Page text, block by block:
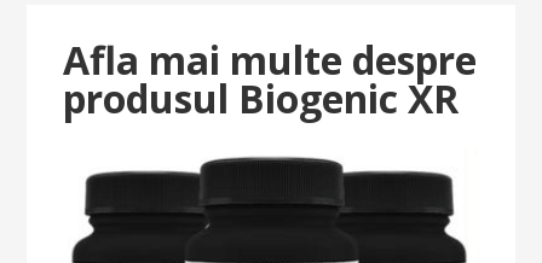
Afla mai multe despre
produsul Biogenic XR